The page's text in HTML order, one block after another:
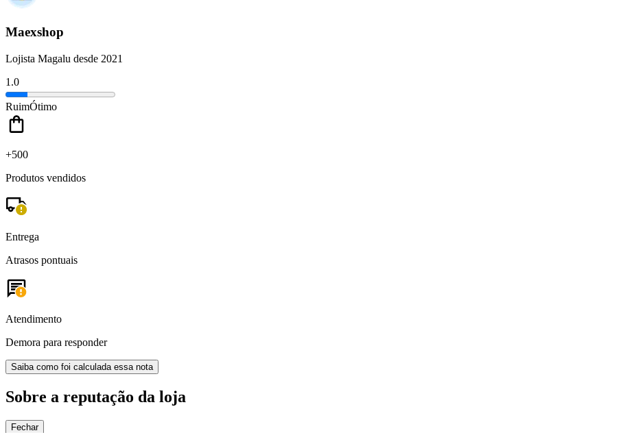
Maexshop
Lojista Magalu desde 2021
1.0
RuimÓtimo
+500
Produtos vendidos
Entrega
Atrasos pontuais
Atendimento
Demora para responder
Saiba como foi calculada essa nota
Sobre a reputação da loja
Fechar